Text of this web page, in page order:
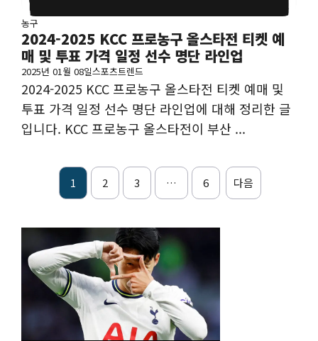
농구
2024-2025 KCC 프로농구 올스타전 티켓 예
매 및 투표 가격 일정 선수 명단 라인업
2025년 01월 08일스포츠트렌드
2024-2025 KCC 프로농구 올스타전 티켓 예매 및
투표 가격 일정 선수 명단 라인업에 대해 정리한 글
입니다. KCC 프로농구 올스타전이 부산 ...
1 2 3 … 6 다음